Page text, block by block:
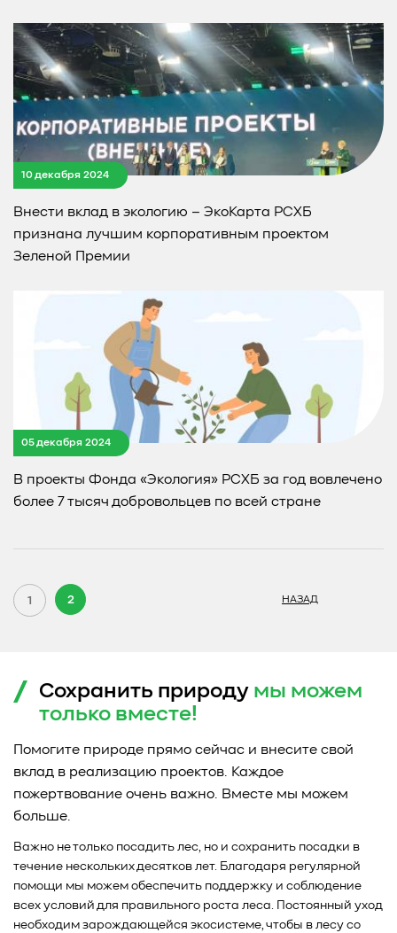
10 декабря 2024
Внести вклад в экологию – ЭкоКарта РСХБ
признана лучшим корпоративным проектом
Зеленой Премии
05 декабря 2024
В проекты Фонда «Экология» РСХБ за год вовлечено
более 7 тысяч добровольцев по всей стране
1 2 НАЗАД
Сохранить природу мы можем
только вместе!
Помогите природе прямо сейчас и внесите свой
вклад в реализацию проектов. Каждое
пожертвование очень важно. Вместе мы можем
больше.
Важно не только посадить лес, но и сохранить посадки в
течение нескольких десятков лет. Благодаря регулярной
помощи мы можем обеспечить поддержку и соблюдение
всех условий для правильного роста леса. Постоянный уход
необходим зарождающейся экосистеме, чтобы в лесу со